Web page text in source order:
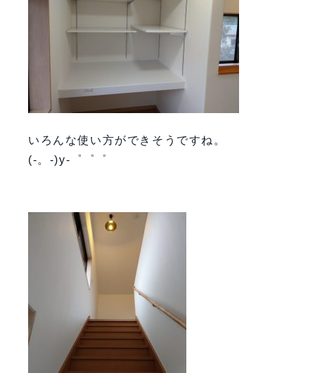
いろんな使い方ができそうですね。
(-。-)y-゜゜゜